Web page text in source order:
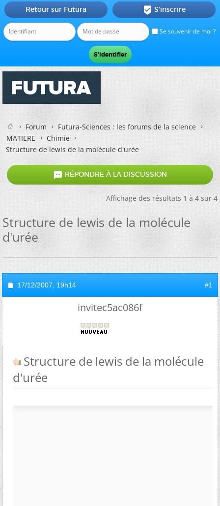
Se souvenir de moi ?
Retour sur Futura  S'inscrire
Forum
Futura-Sciences : les forums de la science
MATIERE
Chimie
Structure de lewis de la molécule d'urée
 RÉPONDRE À LA DISCUSSION
Affichage des résultats 1 à 4 sur 4
Structure de lewis de la molécule
d'urée
17/12/2007, 19h14 #1
invitec5ac086f
Structure de lewis de la molécule
d'urée